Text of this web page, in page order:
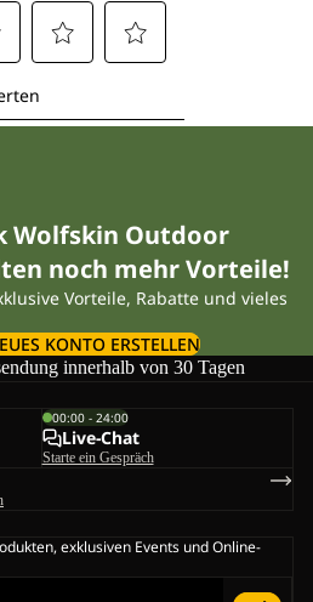
Wolfskin Outdoor
noch mehr Vorteile!
Vorteile, Rabatte und vieles
KONTO ERSTELLEN
innerhalb von 30 Tagen
00:00 - 24:00
Live-Chat
Starte ein Gespräch
exklusiven Events und Online-